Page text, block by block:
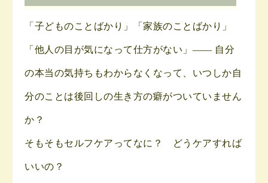
「子どものことばかり」「家族のことばかり」
「他人の目が気になって仕方がない」—— 自分
の本当の気持ちもわからなくなって、いつしか自
分のことは後回しの生き方の癖がついていません
か？
そもそもセルフケアってなに？ どうケアすれば
いいの？